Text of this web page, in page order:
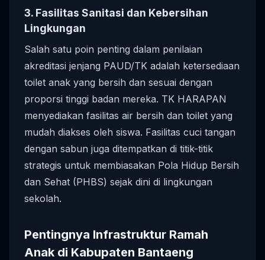
3. Fasilitas Sanitasi dan Kebersihan
Lingkungan
Salah satu poin penting dalam penilaian
akreditasi jenjang PAUD/TK adalah ketersediaan
toilet anak yang bersih dan sesuai dengan
proporsi tinggi badan mereka. TK HARAPAN
menyediakan fasilitas air bersih dan toilet yang
mudah diakses oleh siswa. Fasilitas cuci tangan
dengan sabun juga ditempatkan di titik-titik
strategis untuk membiasakan Pola Hidup Bersih
dan Sehat (PHBS) sejak dini di lingkungan
sekolah.
Pentingnya Infrastruktur Ramah
Anak di Kabupaten Bantaeng